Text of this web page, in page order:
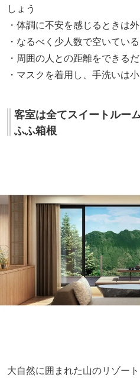
しょう
・体調に不安を感じるときは
・なるべく少人数で空いてい
・周囲の人との距離をできる
・マスクを着用し、手洗いは
客室は全てスイートルー
ふふ箱根
大自然に囲まれた山のリゾー